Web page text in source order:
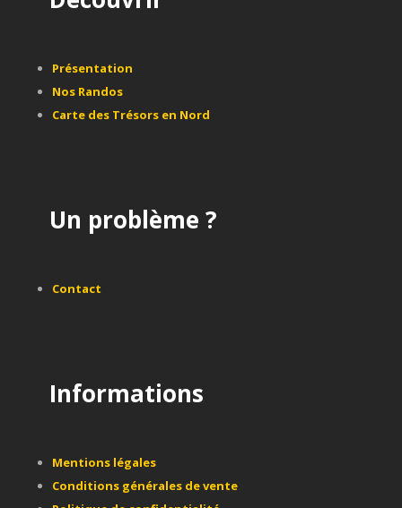
Présentation
Nos Randos
Carte des Trésors en Nord
Un problème ?
Contact
Informations
Mentions légales
Conditions générales de vente